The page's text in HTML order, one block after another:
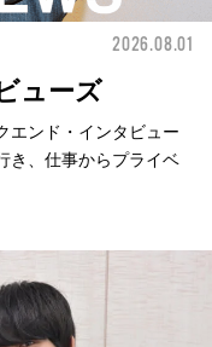
2026.08.01
ューズ
エンド・インタビュー
き、仕事からプライベ